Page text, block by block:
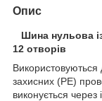
Опис
Шина нульова
12 отворів
Використовуються
захисних (PE)
виконується через